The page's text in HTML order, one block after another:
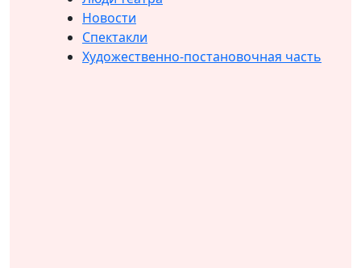
Новости
Спектакли
Художественно-постановочная часть